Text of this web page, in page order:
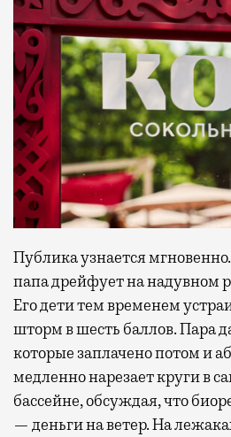
Публика узнается
папа дрейфует на надувном
Его дети тем временем
шторм в шесть баллов. Пара
которые заплачено потом и
медленно нарезает круги в
бассейне, обсуждая, что
— деньги на ветер. На